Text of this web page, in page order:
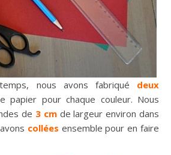
nous avons fabriqué deux
papier pour chaque couleur. Nous
de 3 cmde largeur environ dans
collées ensemble pour en faire